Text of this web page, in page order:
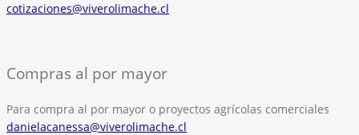
cotizaciones@viverolimache.cl
Compras al por mayor
Para compra al por mayor o proyectos agrícolas comerciales
danielacanessa@viverolimache.cl